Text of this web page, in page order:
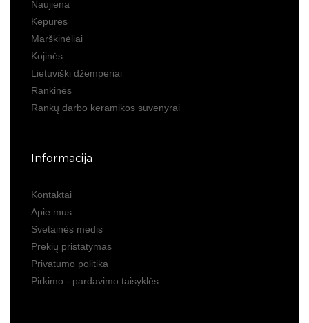
Naujiena
Kepurės
Marškinėliai
Kojinės
Lietuviški džemperiai
Rankinės
Rankų darbo keramikos suvenyrai
Informacija
Kontaktai
Apie mus
Svetainės medis
Prekių pristatymas
Privatumo politika
Pirkimo - pardavimo taisyklės